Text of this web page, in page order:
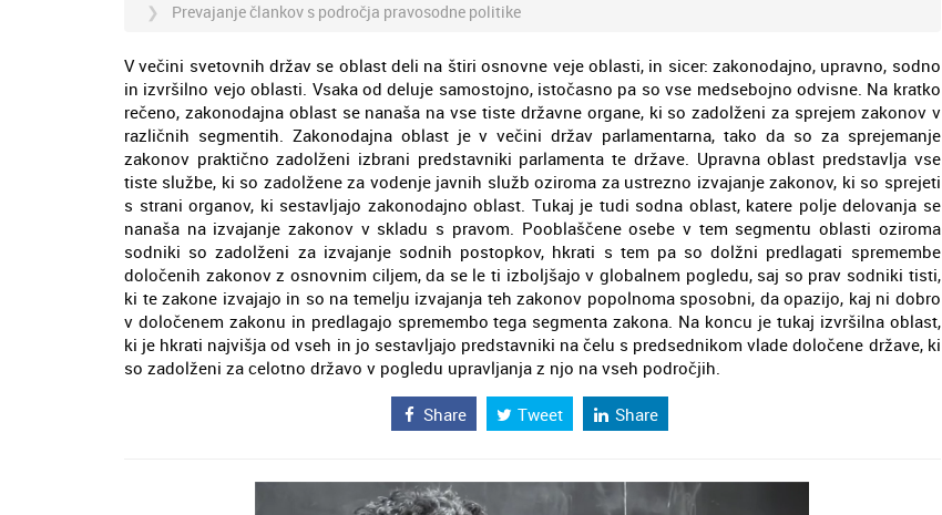
Prevajanje člankov s področja pravosodne politike
V večini svetovnih držav se oblast deli na štiri osnovne veje oblasti, in sicer: zakonodajno, upravno, sodno
in izvršilno vejo oblasti. Vsaka od deluje samostojno, istočasno pa so vse medsebojno odvisne. Na kratko
rečeno, zakonodajna oblast se nanaša na vse tiste državne organe, ki so zadolženi za sprejem zakonov v
različnih segmentih. Zakonodajna oblast je v večini držav parlamentarna, tako da so za sprejemanje
zakonov praktično zadolženi izbrani predstavniki parlamenta te države. Upravna oblast predstavlja vse
tiste službe, ki so zadolžene za vodenje javnih služb oziroma za ustrezno izvajanje zakonov, ki so sprejeti
s strani organov, ki sestavljajo zakonodajno oblast. Tukaj je tudi sodna oblast, katere polje delovanja se
nanaša na izvajanje zakonov v skladu s pravom. Pooblaščene osebe v tem segmentu oblasti oziroma
sodniki so zadolženi za izvajanje sodnih postopkov, hkrati s tem pa so dolžni predlagati spremembe
določenih zakonov z osnovnim ciljem, da se le ti izboljšajo v globalnem pogledu, saj so prav sodniki tisti,
ki te zakone izvajajo in so na temelju izvajanja teh zakonov popolnoma sposobni, da opazijo, kaj ni dobro
v določenem zakonu in predlagajo spremembo tega segmenta zakona. Na koncu je tukaj izvršilna oblast,
ki je hkrati najvišja od vseh in jo sestavljajo predstavniki na čelu s predsednikom vlade določene države, ki
so zadolženi za celotno državo v pogledu upravljanja z njo na vseh področjih.
Share Tweet Share